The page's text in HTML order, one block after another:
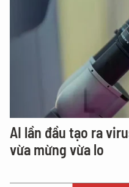
AI lần đầu tạo ra
vừa mừng vừa lo